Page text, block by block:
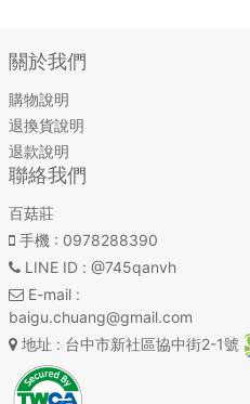
關於我們
購物說明
退換貨說明
退款說明
聯絡我們
百菇莊
手機 : 0978288390
LINE ID : @745qanvh
E-mail:
baigu.chuang@gmail.com
地址 : 台中市新社區協中街2-1號